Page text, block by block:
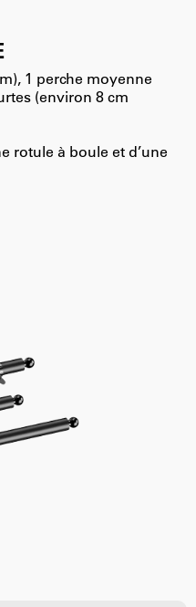
1 perche moyenne
(environ 8 cm
rotule à boule et d’une